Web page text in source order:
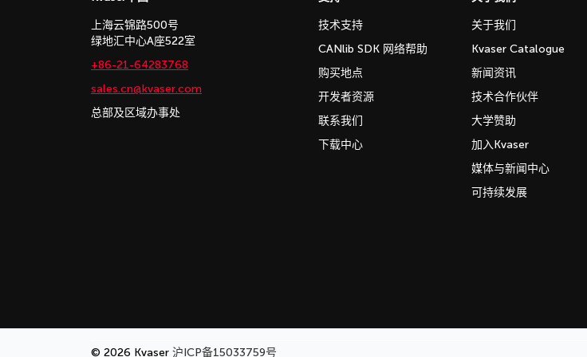
上海云锦路500号
绿地汇中心A座522室
+86-21-64283768
sales.cn@kvaser.com
总部及区域办事处
技术支持
CANlib SDK 网络帮助
购买地点
开发者资源
联系我们
下载中心
关于我们
Kvaser Catalogue
新闻资讯
技术合作伙伴
大学赞助
加入Kvaser
媒体与新闻中心
可持续发展
© 2026 Kvaser 沪ICP备15033759号